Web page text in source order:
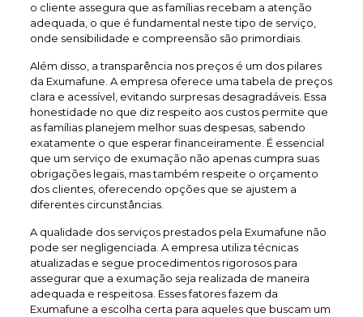
o cliente assegura que as famílias recebam a atenção
adequada, o que é fundamental neste tipo de serviço,
onde sensibilidade e compreensão são primordiais.
Além disso, a transparência nos preços é um dos pilares
da Exumafune. A empresa oferece uma tabela de preços
clara e acessível, evitando surpresas desagradáveis. Essa
honestidade no que diz respeito aos custos permite que
as famílias planejem melhor suas despesas, sabendo
exatamente o que esperar financeiramente. É essencial
que um serviço de exumação não apenas cumpra suas
obrigações legais, mas também respeite o orçamento
dos clientes, oferecendo opções que se ajustem a
diferentes circunstâncias.
A qualidade dos serviços prestados pela Exumafune não
pode ser negligenciada. A empresa utiliza técnicas
atualizadas e segue procedimentos rigorosos para
assegurar que a exumação seja realizada de maneira
adequada e respeitosa. Esses fatores fazem da
Exumafune a escolha certa para aqueles que buscam um